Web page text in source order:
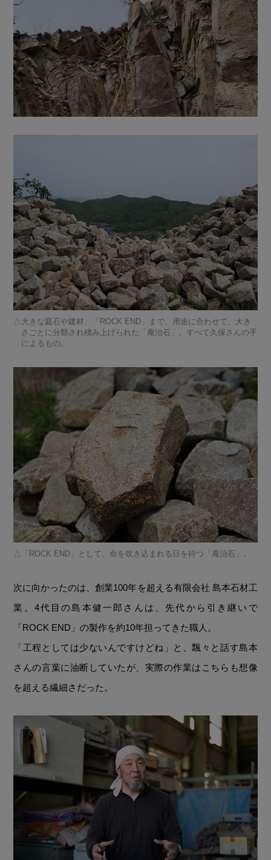
大きな庭石や建材、「ROCK END」まで、用途に合わせて、大き
さごとに分類され積み上げられた「庵治石」。すべて久保さんの手
によるもの。
「ROCK END」として、命を吹き込まれる日を待つ「庵治石」。
次に向かったのは、創業100年を超える有限会社 島本石材工
業。4代目の島本健一郎さんは、先代から引き継いで
「ROCK END」の製作を約10年担ってきた職人。
「工程としては少ないんですけどね」と、飄々と話す島本
さんの言葉に油断していたが、実際の作業はこちらも想像
を超える繊細さだった。